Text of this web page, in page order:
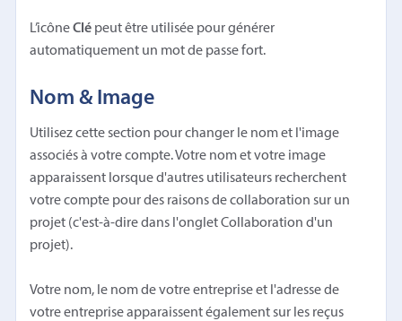
L’icôneClé peut être utilisée pour générer
automatiquement un mot de passe fort.
Nom & Image
Utilisez cette section pour changer le nom et l'image
associés à votre compte. Votre nom et votre image
apparaissent lorsque d'autres utilisateurs recherchent
votre compte pour des raisons de collaboration sur un
projet (c'est-à-dire dans l'onglet Collaboration d'un
projet).
Votre nom, le nom de votre entreprise et l'adresse de
votre entreprise apparaissent également sur les reçus